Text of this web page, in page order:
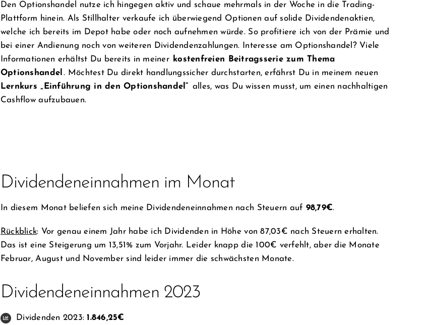
Den Optionshandel nutze ich hingegen aktiv und schaue mehrmals in der Woche in die Trading-
Plattform hinein. Als Stillhalter verkaufe ich überwiegend Optionen auf solide Dividendenaktien,
welche ich bereits im Depot habe oder noch aufnehmen würde. So profitiere ich von der Prämie und
bei einer Andienung noch von weiteren Dividendenzahlungen. Interesse am Optionshandel? Viele
Informationen erhältst Du bereits in meiner kostenfreien Beitragsserie zum Thema
Optionshandel . Möchtest Du direkt handlungssicher durchstarten, erfährst Du in meinem neuen
Lernkurs „Einführung in den Optionshandel“ alles, was Du wissen musst, um einen nachhaltigen
Cashflow aufzubauen.
Dividendeneinnahmen im Monat
In diesem Monat beliefen sich meine Dividendeneinnahmen nach Steuern auf 98,79€.
Rückblick: Vor genau einem Jahr habe ich Dividenden in Höhe von 87,03€ nach Steuern erhalten.
Das ist eine Steigerung um 13,51% zum Vorjahr. Leider knapp die 100€ verfehlt, aber die Monate
Februar, August und November sind leider immer die schwächsten Monate.
Dividendeneinnahmen 2023
Dividenden 2023:1.846,25€